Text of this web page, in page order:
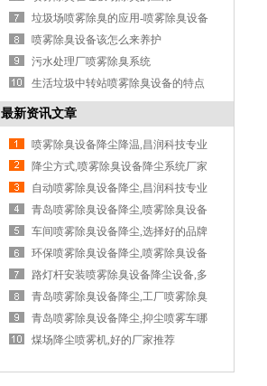
垃圾场喷雾除臭的应用-喷雾除臭设备
喷雾除臭设备该怎么来养护
污水处理厂喷雾除臭系统
生活垃圾中转站喷雾除臭设备的特点
最新资讯文章
喷雾除臭设备降尘降温,昌润科技专业
降尘方式,喷雾除臭设备降尘系统厂家
自动喷雾除臭设备降尘,昌润科技专业
青岛喷雾除臭设备降尘,喷雾除臭设备
降...
车间喷雾除臭设备降尘,选择好的品牌
很...
环保喷雾除臭设备降尘,喷雾除臭设备
降...
路灯杆安装喷雾除臭设备降尘设备,多
功...
青岛喷雾除臭设备降尘,工厂喷雾除臭
设...
青岛喷雾除臭设备降尘,抑尘喷雾车哪
家...
煤场降尘喷雾机,好的厂家推荐